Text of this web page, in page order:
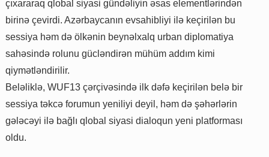
çıxararaq qlobal siyasi gündəliyin əsas elementlərindən
birinə çevirdi. Azərbaycanın evsahibliyi ilə keçirilən bu
sessiya həm də ölkənin beynəlxalq urban diplomatiya
sahəsində rolunu gücləndirən mühüm addım kimi
qiymətləndirilir.
Beləliklə, WUF13 çərçivəsində ilk dəfə keçirilən belə bir
sessiya təkcə forumun yeniliyi deyil, həm də şəhərlərin
gələcəyi ilə bağlı qlobal siyasi dialoqun yeni platforması
oldu.